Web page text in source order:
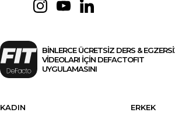
BİNLERCE ÜCRETSİZ DERS &
VİDEOLARI İÇİN DEFACTOFIT
UYGULAMASINI
KADIN
ERKEK